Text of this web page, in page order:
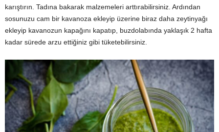
karıştırın. Tadına bakarak malzemeleri arttırabilirsiniz. Ardından
sosunuzu cam bir kavanoza ekleyip üzerine biraz daha zeytinyağı
ekleyip kavanozun kapağını kapatıp, buzdolabında yaklaşık 2 hafta
kadar sürede arzu ettiğiniz gibi tüketebilirsiniz.